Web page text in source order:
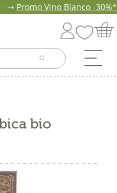
➝ Promo Vino Bianco -30%*
bio